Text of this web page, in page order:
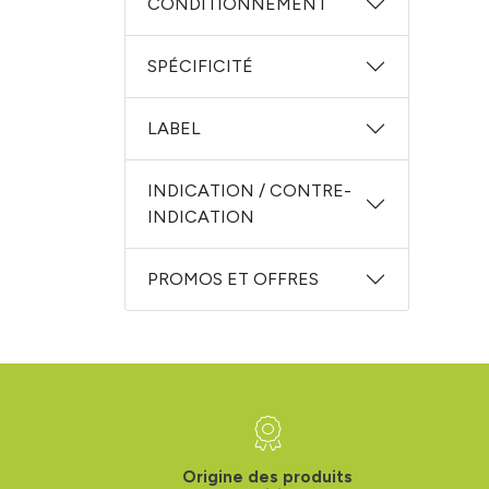
SPÉCIFICITÉ
LABEL
INDICATION / CONTRE-
INDICATION
PROMOS ET OFFRES
Origine des produits